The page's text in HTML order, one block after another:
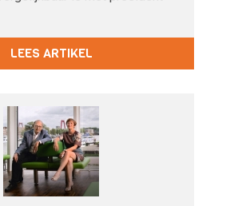
LEES ARTIKEL